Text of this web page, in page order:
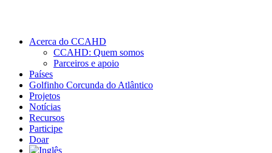
Acerca do CCAHD
CCAHD: Quem somos
Parceiros e apoio
Países
Golfinho Corcunda do Atlântico
Projetos
Notícias
Recursos
Participe
Doar